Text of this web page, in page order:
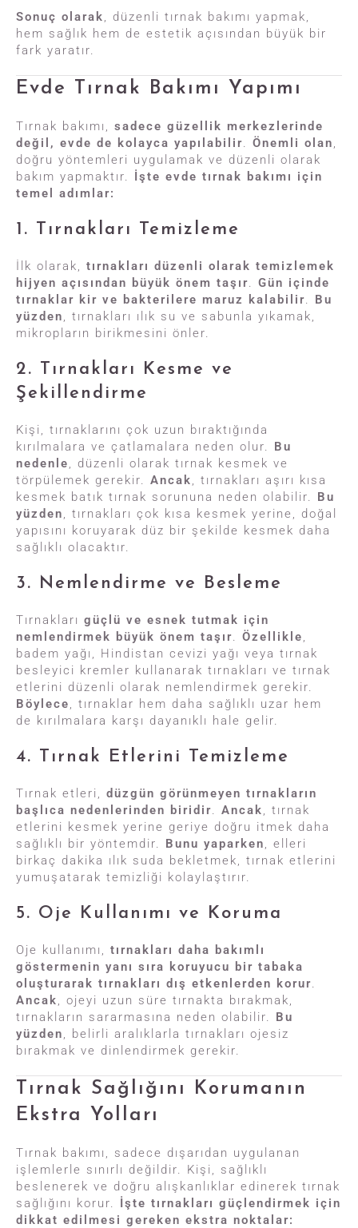
Sonuç olarak, düzenli tırnak bakımı yapmak,
hem sağlık hem de estetik açısından büyük bir
fark yaratır.
Evde Tırnak Bakımı Yapımı
Tırnak bakımı, sadece güzellik merkezlerinde
değil, evde de kolayca yapılabilir. Önemli olan,
doğru yöntemleri uygulamak ve düzenli olarak
bakım yapmaktır. İşte evde tırnak bakımı için
temel adımlar:
1. Tırnakları Temizleme
İlk olarak, tırnakları düzenli olarak temizlemek
hijyen açısından büyük önem taşır. Gün içinde
tırnaklar kir ve bakterilere maruz kalabilir. Bu
yüzden, tırnakları ılık su ve sabunla yıkamak,
mikropların birikmesini önler.
2. Tırnakları Kesme ve
Şekillendirme
Kişi, tırnaklarını çok uzun bıraktığında
kırılmalara ve çatlamalara neden olur. Bu
nedenle, düzenli olarak tırnak kesmek ve
törpülemek gerekir. Ancak, tırnakları aşırı kısa
kesmek batık tırnak sorununa neden olabilir. Bu
yüzden, tırnakları çok kısa kesmek yerine, doğal
yapısını koruyarak düz bir şekilde kesmek daha
sağlıklı olacaktır.
3. Nemlendirme ve Besleme
Tırnakları güçlü ve esnek tutmak için
nemlendirmek büyük önem taşır. Özellikle,
badem yağı, Hindistan cevizi yağı veya tırnak
besleyici kremler kullanarak tırnakları ve tırnak
etlerini düzenli olarak nemlendirmek gerekir.
Böylece, tırnaklar hem daha sağlıklı uzar hem
de kırılmalara karşı dayanıklı hale gelir.
4. Tırnak Etlerini Temizleme
Tırnak etleri, düzgün görünmeyen tırnakların
başlıca nedenlerinden biridir. Ancak, tırnak
etlerini kesmek yerine geriye doğru itmek daha
sağlıklı bir yöntemdir. Bunu yaparken, elleri
birkaç dakika ılık suda bekletmek, tırnak etlerini
yumuşatarak temizliği kolaylaştırır.
5. Oje Kullanımı ve Koruma
Oje kullanımı, tırnakları daha bakımlı
göstermenin yanı sıra koruyucu bir tabaka
oluşturarak tırnakları dış etkenlerden korur.
Ancak, ojeyi uzun süre tırnakta bırakmak,
tırnakların sararmasına neden olabilir. Bu
yüzden, belirli aralıklarla tırnakları ojesiz
bırakmak ve dinlendirmek gerekir.
Tırnak Sağlığını Korumanın
Ekstra Yolları
Tırnak bakımı, sadece dışarıdan uygulanan
işlemlerle sınırlı değildir. Kişi, sağlıklı
beslenerek ve doğru alışkanlıklar edinerek tırnak
sağlığını korur. İşte tırnakları güçlendirmek için
dikkat edilmesi gereken ekstra noktalar: